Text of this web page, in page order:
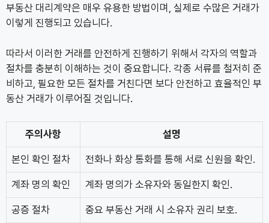
부동산 대리계약은 매우 유용한 방법이며, 실제로 수많은 거래가
이렇게 진행되고 있습니다.
따라서 이러한 거래를 안전하게 진행하기 위해서 각자의 역할과
절차를 충분히 이해하는 것이 중요합니다. 각종 서류를 철저히 준
비하고, 필요한 모든 절차를 거친다면 보다 안전하고 효율적인 부
동산 거래가 이루어질 것입니다.
주의사항 설명
본인 확인 절차 전화나 화상 통화를 통해 서로 신원을 확인.
계좌 명의 확인 계좌 명의가 소유자와 동일한지 확인.
공증 절차 중요 부동산 거래 시 소유자 권리 보호.